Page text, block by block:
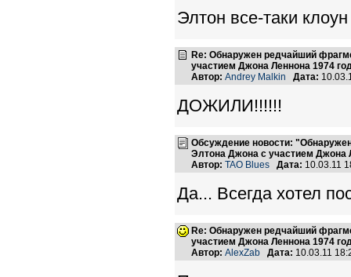
Элтон все-таки клоун
Re: Обнаружен редчайший
участием Джона Леннона 1974
Автор: Andrey Malkin Дата:
ДОЖИЛИ!!!!!!
Обсуждение новости:
Элтона Джона с участием Джона
Автор: TAO Blues Дата: 10.03.11
Да... Всегда хотел
Re: Обнаружен редчайший
участием Джона Леннона 1974
Автор: AlexZab Дата: 10.03.11